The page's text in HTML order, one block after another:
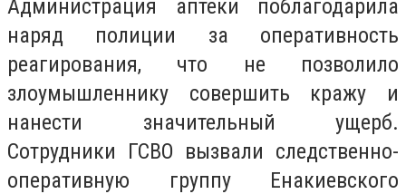
Администрация аптеки поблагодарила
наряд полиции за оперативность
реагирования, что не позволило
злоумышленнику совершить кражу и
нанести значительный ущерб.
Сотрудники ГСВО вызвали следственно-
оперативную группу Енакиевского